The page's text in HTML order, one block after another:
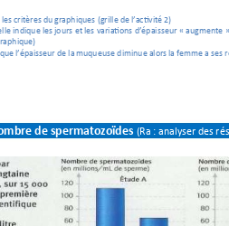
les critères du graphiques (grille de l’activité 2)
indique les jours et les variations d’épaisseur « augmente
l’épaisseur de la muqueuse diminue alors la femme a ses
de spermatozoïdes (Ra : analyser des